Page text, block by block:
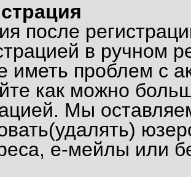
после
в ручном
иметь проблем с
как можно
Мы
е-мейлы или